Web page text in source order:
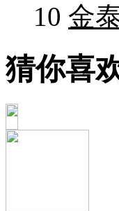
10 金
猜你喜